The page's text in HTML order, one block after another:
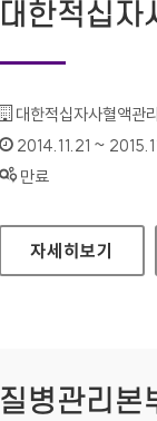
대한적십자
기관명 :
대한적십자사혈액관
인증기간 :
2014.11.21 ~
상태 :
만료
대한적십자사 혈
자세히보기
질병관리본